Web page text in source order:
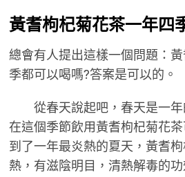
黃耆枸杞菊花茶一年四
總會有人提出這樣一個問題：
季都可以喝嗎?答案是可以的。
從春天說起吧，春天是一年
在這個季節飲用黃耆枸杞菊花
到了一年最炎熱的夏天，黃耆
熱，有滋陰明目，清熱解毒的